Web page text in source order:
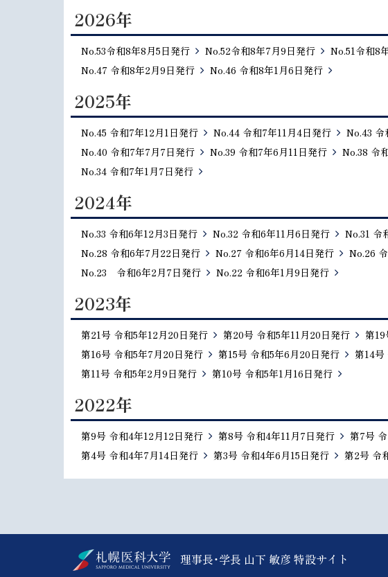
2026年
No.53令和8年8月5日発行 No.52令和8年7月9日発行 No.51令和8
No.47 令和8年2月9日発行
No.46 令和8年1月6日発行
2025年
No.45 令和7年12月1日発行 No.44 令和7年11月4日発行 No.43 令
No.40 令和7年7月7日発行
No.39 令和7年6月11日発行 No.38 令
No.34 令和7年1月7日発行
2024年
No.33 令和6年12月3日発行 No.32 令和6年11月6日発行 No.31 令
No.28 令和6年7月22日発行
No.27 令和6年6月14日発行 No.26
No.23 令和6年2月7日発行
No.22 令和6年1月9日発行
2023年
第21号 令和5年12月20日発行 第20号 令和5年11月20日発行 第19
第16号 令和5年7月20日発行
第15号 令和5年6月20日発行 第14号
第11号 令和5年2月9日発行
第10号 令和5年1月16日発行
2022年
第9号 令和4年12月12日発行 第8号 令和4年11月7日発行 第7号
第4号 令和4年7月14日発行
第3号 令和4年6月15日発行 第2号 令
理事長・学長 山下 敏彦 特設サイト